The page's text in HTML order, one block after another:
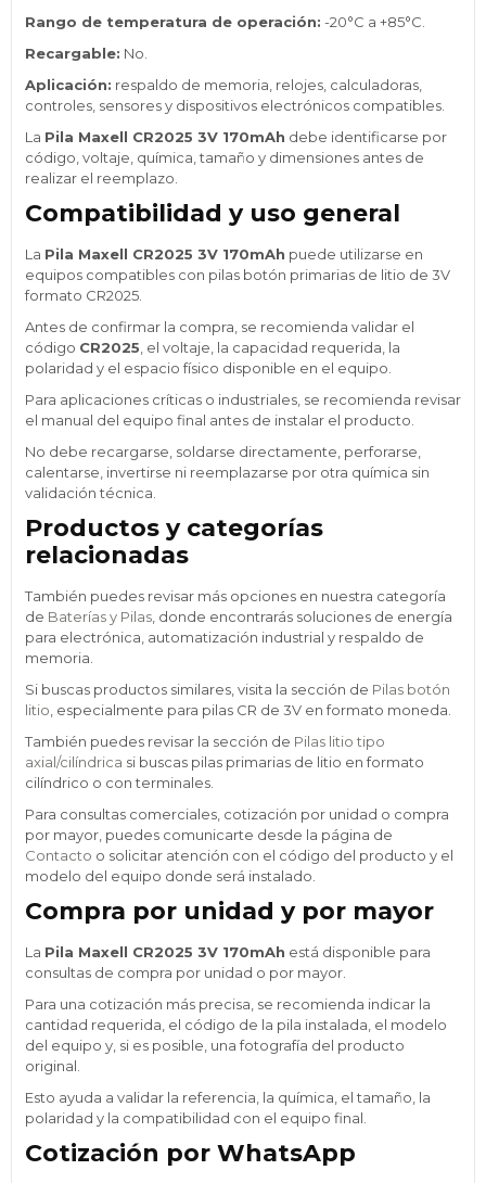
Rango de temperatura de operación: -20°C a +85°C.
Recargable: No.
Aplicación: respaldo de memoria, relojes, calculadoras,
controles, sensores y dispositivos electrónicos compatibles.
La Pila Maxell CR2025 3V 170mAh debe identificarse por
código, voltaje, química, tamaño y dimensiones antes de
realizar el reemplazo.
Compatibilidad y uso general
La Pila Maxell CR2025 3V 170mAh puede utilizarse en
equipos compatibles con pilas botón primarias de litio de 3V
formato CR2025.
Antes de confirmar la compra, se recomienda validar el
código CR2025 , el voltaje, la capacidad requerida, la
polaridad y el espacio físico disponible en el equipo.
Para aplicaciones críticas o industriales, se recomienda revisar
el manual del equipo final antes de instalar el producto.
No debe recargarse, soldarse directamente, perforarse,
calentarse, invertirse ni reemplazarse por otra química sin
validación técnica.
Productos y categorías
relacionadas
También puedes revisar más opciones en nuestra categoría
de Baterías y Pilas , donde encontrarás soluciones de energía
para electrónica, automatización industrial y respaldo de
memoria.
Si buscas productos similares, visita la sección de Pilas botón
litio , especialmente para pilas CR de 3V en formato moneda.
También puedes revisar la sección de Pilas litio tipo
axial/cilíndrica si buscas pilas primarias de litio en formato
cilíndrico o con terminales.
Para consultas comerciales, cotización por unidad o compra
por mayor, puedes comunicarte desde la página de
Contacto o solicitar atención con el código del producto y el
modelo del equipo donde será instalado.
Compra por unidad y por mayor
La Pila Maxell CR2025 3V 170mAh está disponible para
consultas de compra por unidad o por mayor.
Para una cotización más precisa, se recomienda indicar la
cantidad requerida, el código de la pila instalada, el modelo
del equipo y, si es posible, una fotografía del producto
original.
Esto ayuda a validar la referencia, la química, el tamaño, la
polaridad y la compatibilidad con el equipo final.
Cotización por WhatsApp